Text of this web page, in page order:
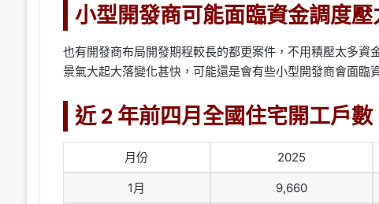
小型開發商可能面臨資金調度壓
也有開發商布局開發期程較長的都更案件，不用積壓太多
景氣大起大落變化甚快，可能還是會有些小型開發商會面臨
近 2 年前四月全國住宅開工戶數
月份 2025
1月 9,660